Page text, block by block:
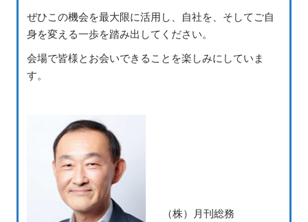
ぜひこの機会を最大限に活用し、自社を、そしてご自
身を変える一歩を踏み出してください。
会場で皆様とお会いできることを楽しみにしていま
す。
（株）月刊総務